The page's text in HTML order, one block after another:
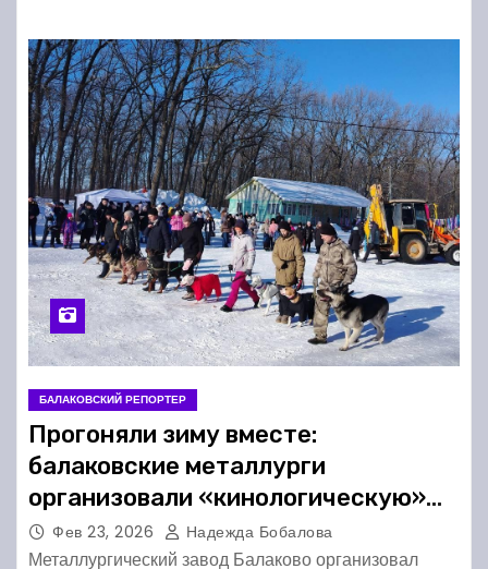
БАЛАКОВСКИЙ РЕПОРТЕР
Прогоняли зиму вместе:
балаковские металлурги
организовали «кинологическую»
Масленицу
Фев 23, 2026 Надежда Бобалова
Металлургический завод Балаково организовал